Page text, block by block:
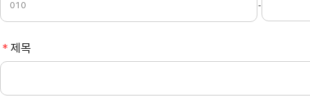
-
필
수
제목